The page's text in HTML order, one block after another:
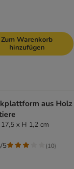
Zum Warenkorb
hinzufügen
aus Holz
x H 1,2 cm
5 (10)